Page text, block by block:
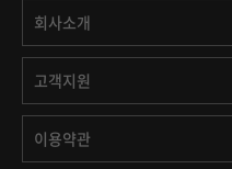
회사소개
고객지원
이용약관